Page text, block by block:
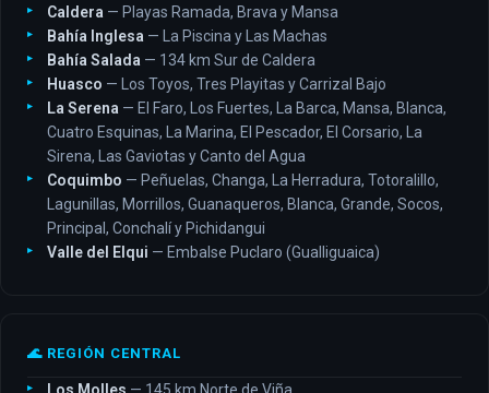
Caldera — Playas Ramada, Brava y Mansa
Bahía Inglesa — La Piscina y Las Machas
Bahía Salada — 134 km Sur de Caldera
Huasco — Los Toyos, Tres Playitas y Carrizal Bajo
La Serena — El Faro, Los Fuertes, La Barca, Mansa, Blanca,
Cuatro Esquinas, La Marina, El Pescador, El Corsario, La
Sirena, Las Gaviotas y Canto del Agua
Coquimbo — Peñuelas, Changa, La Herradura, Totoralillo,
Lagunillas, Morrillos, Guanaqueros, Blanca, Grande, Socos,
Principal, Conchalí y Pichidangui
Valle del Elqui — Embalse Puclaro (Gualliguaica)
🌊 REGIÓN CENTRAL
Los Molles — 145 km Norte de Viña